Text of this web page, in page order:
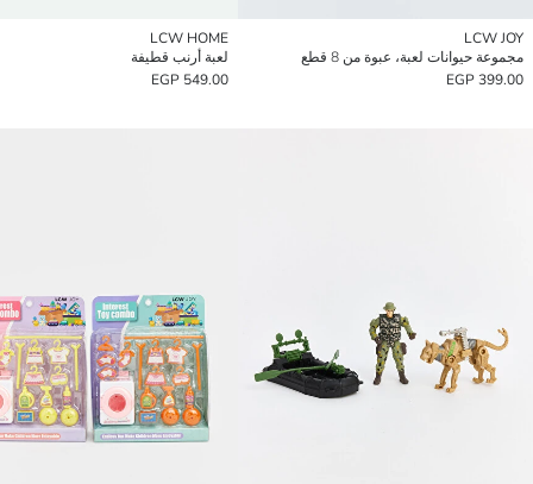
LCW JOY
مجموعة حيوانات لعبة، عبوة من 8 قطع
399.00 EGP
LCW HOME
لعبة أرنب قطيفة
549.00 EGP